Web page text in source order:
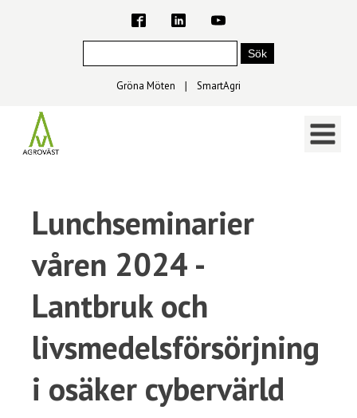
Gröna Möten ∣ SmartAgri
Lunchseminarier
våren 2024 -
Lantbruk och
livsmedelsförsörjning
i osäker cybervärld